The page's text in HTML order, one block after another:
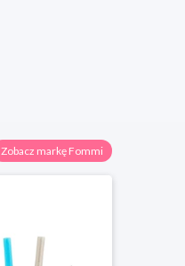
Zobacz markę Fommi